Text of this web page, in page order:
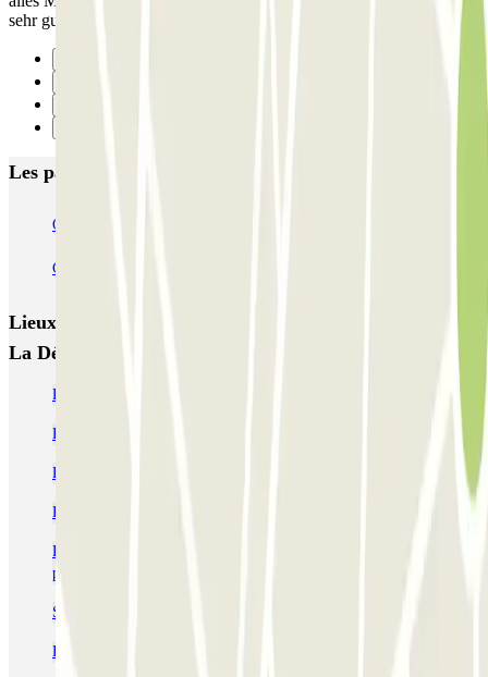
sehr gut empfehlen. Das Preisleistungsverhältnis.Sehr gut.
Les parkings les mieux notés à Puteaux
Q-Park La Défense - Boieldieu
Canvas La Défense - La Défense Zenpark
Lieux et événements intéressants à proximité Bellini -
La Défense Zenpark
Parking CNIT - La Défense (Paris) | Parclick
Parking La Défense (Paris) » Tarifs et Réservations | Parclick
Parking Fondation Louis Vuitton pas cher | Parclick
Parking Jardin d'acclimatation (Paris) pas cher
Parking La Défense Arena (Plenitude Arena) | Réservation à bas
prix
Se garer pour le concert de Booba
Parkings pour le Supercross de Paris à Paris La Défense Arena